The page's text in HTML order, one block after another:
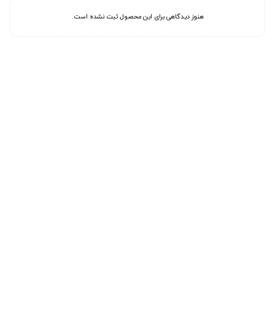
هنوز دیدگاهی برای این محصول ثبت نشده است.